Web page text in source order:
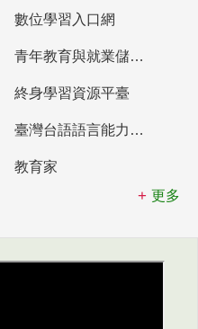
數位學習入口網
青年教育與就業儲蓄帳戶
終身學習資源平臺
臺灣台語語言能力認證網站
教育家
更多